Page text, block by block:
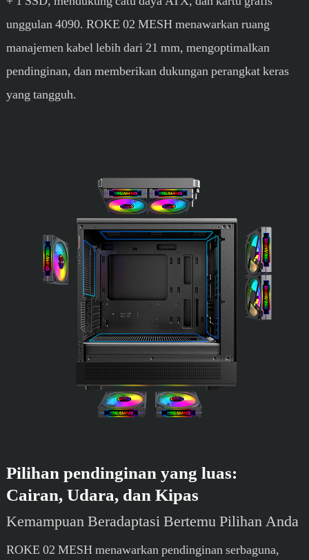
unggulan 4090. ROKE 02 MESH menawarkan ruang
manajemen kabel lebih dari 21 mm, mengoptimalkan
pendinginan, dan memberikan dukungan perangkat keras
yang tangguh.
Pilihan pendinginan yang luas:
Cairan, Udara, dan Kipas
Kemampuan Beradaptasi Bertemu Pilihan Anda
ROKE 02 MESH menawarkan pendinginan serbaguna,